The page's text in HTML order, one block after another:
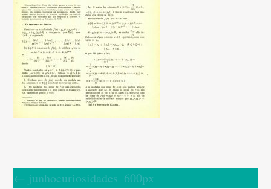
← junhocuriosidades_600px